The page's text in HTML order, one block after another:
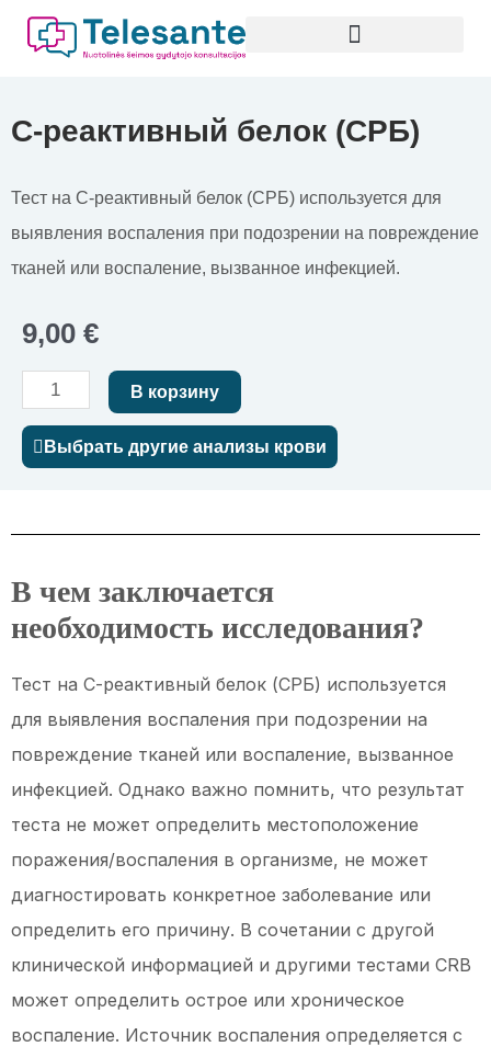
Перейти
С-реактивный белок (СРБ)
Тест на С-реактивный белок (СРБ) используется для
выявления воспаления при подозрении на повреждение
тканей или воспаление, вызванное инфекцией.
9,00 €
Количество
товара
С-
В корзину
Выбрать другие анализы крови
В чем заключается
необходимость исследования?
Тест на С-реактивный белок (СРБ) используется
для выявления воспаления при подозрении на
повреждение тканей или воспаление, вызванное
инфекцией. Однако важно помнить, что результат
теста не может определить местоположение
поражения/воспаления в организме, не может
диагностировать конкретное заболевание или
определить его причину. В сочетании с другой
клинической информацией и другими тестами CRB
может определить острое или хроническое
воспаление. Источник воспаления определяется с